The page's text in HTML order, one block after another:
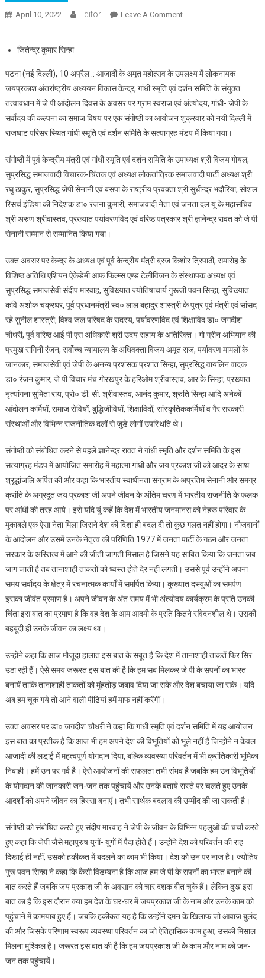
April 10, 2022 Editor Leave A CommentOn आज जे. पी. के “सपनों का
जितेन्द्र कुमार सिन्हा
पटना (नई दिल्ली), 10 अप्रैल :: आजादी के अमृत महोत्सव के उपलक्ष्य में लोकनायक
जयप्रकाश अंतर्राष्ट्रीय अध्ययन विकास केन्द्र, गांधी स्मृति एवं दर्शन समिति के संयुक्त
तत्वावधान में जे पी आंदोलन दिवस के अवसर पर ग्राम स्वराज एवं अंत्योदय, गांधी- जेपी के
सर्वोदय की कल्पना का समाज विषय पर एक संगोष्ठी का आयोजन शुक्रवार को नयी दिल्ली में
राजघाट परिसर स्थित गांधी स्मृति एवं दर्शन समिति के सत्याग्रह मंडप में किया गया।
संगोष्ठी में पूर्व केन्द्रीय मंत्री एवं गांधी स्मृति एवं दर्शन समिति के उपाध्यक्ष श्री विजय गोयल,
सुप्रसिद्ध समाजवादी विचारक-चिंतक एवं अध्यक्ष लोकतांत्रिक समाजवादी पार्टी अध्यक्ष श्री
रघु ठाकुर, सुप्रसिद्ध जेपी सेनानी एवं बसपा के राष्ट्रीय प्रवक्ता श्री सुधीन्द्र भदौरिया, सोशल
रिसर्च इंडिया की निदेशक डा० रंजना कुमारी, समाजवादी नेता एवं जनता दल यू के महासचिव
श्री अरुण श्रीवास्तव, प्रख्यात पर्यावरणविद एवं वरिष्ठ पत्रकार श्री ज्ञानेन्द्र रावत को जे पी
सेनानी सम्मान से सम्मानित किया गया।
उक्त अवसर पर केन्द्र के अध्यक्ष एवं पूर्व केन्द्रीय मंत्री ब्रज किशोर त्रिपाठी, समारोह के
विशिष्ठ अतिथि एशियन ऐकेडेमी आफ फिल्म्स एण्ड टेलीविजन के संस्थापक अध्यक्ष एवं
सुप्रसिद्ध समाजसेवी संदीप मारवाह, सुविख्यात ज्योतिषाचार्य गुरूजी पवन सिन्हा, सुविख्यात
कवि अशोक चक्रधर, पूर्व प्रधानमंत्री स्व० लाल बहादुर शास्त्री के पुत्र पूर्व मंत्री एवं सांसद
रहे सुनील शास्त्री, विश्व जल परिषद के सदस्य, पर्यावरणविद एवं शिक्षाविद डा० जगदीश
चौधरी, पूर्व वरिष्ठ आई पी एस अधिकारी श्री उदय सहाय के अतिरिक्त। गो ग्रीन अभियान की
प्रमुख रागिनी रंजन, सर्वोच्च न्यायालय के अधिवक्ता विजय अमृत राज, पर्यावरण मामलों के
जानकार, समाजसेवी एवं जेपी के अनन्य प्रशंसक प्रशांत सिन्हा, सुप्रसिद्ध वायलिन वादक
डा० रंजन कुमार, जे पी विचार मंच गोरखपुर के हरिओम श्रीवास्त़व, आर के सिन्हा, प्रख्यात
नृत्यांगना सुमिता राय, प्रो० डी. सी. श्रीवास्तव, आनंद कुमार, श्रुति सिन्हा आदि अनेकों
आंदोलन कर्मियों, समाज सेवियों, बुद्धिजीवियों, शिक्षाविदों, सांस्कृतिककर्मियों व गैर सरकारी
संस्थाओं और विभिन्न राजनीतिक दलों से जुडे़ लोगों उपस्थिति थे।
संगोष्ठी को संबोधित करने से पहले ज्ञानेन्द्र रावत ने गांधी स्मृति और दर्शन समिति के इस
सत्याग्रह मंडप में आयोजित समारोह में महात्मा गांधी और जय प्रकाश जी को आदर के साथ
श्रृद्धांजलि अर्पित की और कहा कि भारतीय स्वाधीनता संग्राम के अप्रतिम सेनानी और समग्र
क्रांति के अग्रदूत जय प्रकाश जी अपने जीवन के अंतिम चरण में भारतीय राजनीति के फलक
पर आंधी की तरह आये। इसे यदि यूं कहें कि देश में भारतीय जनमानस को नेहरू परिवार के
मुकाबले एक ऐसा नेता मिला जिसने देश की दिशा ही बदल दी तो कुछ गलत नहीं होगा। नौजवानों
के आंदोलन और उसमें उनके नेतृत्व की परिणिति 1977 में जनता पार्टी के गठन और जनता
सरकार के अस्तित्व में आने की जीती जागती मिसाल है जिसने यह साबित किया कि जनता जब
जाग जाती है तब तानाशाही ताकतों को ध्वस्त होते देर नहीं लगती। उससे पूर्व उन्होंने अपना
समय सर्वोदय के क्षेत्र में रचनात्मक कार्यों में समर्पित किया। कुख्यात दस्युओं का समर्पण
इसका जीवंत प्रमाण है। अपने जीवन के अंत समय में भी अंत्योदय कार्यक्रम के प्रति उनकी
चिंता इस बात का प्रमाण है कि वह देश के आम आदमी के प्रति कितने संवेदनशील थे। उसकी
बहबूदी ही उनके जीवन का लक्ष्य था।
उन्होंने कहा कि आज मौजूदा हालात इस बात के सबूत हैं कि देश में तानाशाही ताकतें फिर सिर
उठा रही हैं। ऐसे समय जरूरत इस बात की है कि हम सब मिलकर जे पी के सपनों का भारत
बनायें ताकि तानाशाही ताकतों को मुंहतोड़ जबाव दिया जा सके और देश बचाया जा सके। यदि
अब हम चूक गये तो आने वाली पीढियां हमें माफ नहीं करेंगीं।
उक्त अवसर पर डा० जगदीश चौधरी ने कहा कि गांधी स्मृति एवं दर्शन समिति में यह आयोजन
इस बात का प्रतीक है कि आज भी हम अपने देश की विभूतियों को भूले नहीं हैं जिन्होंने न केवल
आजादी की लडा़ई में महत्वपूर्ण योगदान दिया, बल्कि व्यवस्था परिवर्तन में भी क्रांतिकारी भूमिका
निबाही। हमें उन पर गर्व है। ऐसे आयोजनों की सफलता तभी संभव है जबकि हम उन विभूतियों
के योगदान की जानकारी जन-जन तक पहुंचायें और उनके बताये रास्ते पर चलते हुए उनके
आदर्शों को अपने जीवन का हिस्सा बनाएं। तभी सार्थक बदलाव की उम्मीद की जा सकती है।
संगोष्ठी को संबोधित करते हुए संदीप मारवाह ने जेपी के जीवन के विभिन्न पहलुओं की चर्चा करते
हुए कहा कि जेपी जैसे महापुरुष युगों- युगों में पैदा होते हैं। उन्होंने देश को परिवर्तन की राह
दिखाई ही नहीं, उसको हकीकत में बदलने का काम भी किया। देश को उन पर नाज है। ज्योतिष
गुरू पवन सिन्हा ने कहा कि कैसी विडम्बना है कि आज हम जे पी के सपनों का भारत बनाने की
बात करते हैं जबकि जय प्रकाश जी के अवसान को चार दशक बीत चुके हैं। लेकिन दुख इस
बात का है कि इस दौरान क्या हम देश के घर-घर में जयप्रकाश जी के नाम और उनके काम को
पहुंचाने में कामयाब हुए हैं। जबकि हकीकत यह है कि उन्होंने दमन के खिलाफ जो आवाज बुलंद
की और जिसके परिणाम स्वरूप व्यवस्था परिवर्तन का जो ऐतिहासिक काम हुआ, उसकी मिसाल
मिलना मुश्किल है। जरूरत इस बात की है कि हम जयप्रकाश जी के काम और नाम को जन-
जन तक पहुंचायें।